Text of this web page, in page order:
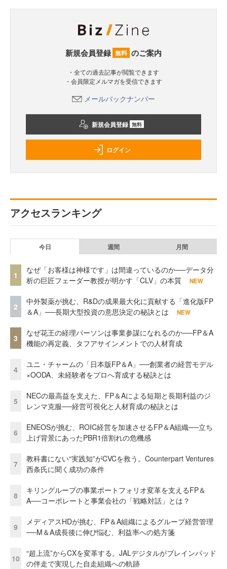
新規会員登録 無料 のご案内
・全ての過去記事が閲覧できます
・会員限定メルマガを受信できます
メールバックナンバー
新規会員登録 無料
ログイン
アクセスランキング
今日 週間 月間
1
なぜ「お客様は神様です」は間違っているのか──データ分
析の巨匠フェーダー教授が明かす「CLV」の本質
NEW
2
中外製薬が挑む、R&Dの成果最大化に貢献する「進化版FP
＆A」──長期大型投資の意思決定の秘訣とは
NEW
3
なぜ花王の経理パーソンは事業参謀になれるのか──FP＆A
機能の再定義、タフアサインメントでの人材育成
4
ユニ・チャームの「日本版FP＆A」──創業者の経営モデル
×OODA、未経験者をプロへ育成する秘訣とは
5
NECの最高益を支えた、FP＆Aによる短期と長期利益のジ
レンマ克服──経営可視化と人材育成の秘訣とは
6
ENEOSが挑む、ROIC経営を加速させるFP＆A組織──立ち
上げ背景にあったPBR1倍割れの危機感
7
教科書にない“実践知”がCVCを救う。Counterpart Ventures
西条氏に聞く成功の条件
8
キリングループの事業ポートフォリオ変革を支えるFP＆
A──コーポレートと事業会社の「戦略対話」とは？
9
メディアスHDが挑む、FP＆A組織によるグループ経営管理
──M＆A成長後に伸び悩む、利益率への処方箋
10
“超上流”からCXを変革する。JALデジタルがブレインパッド
の伴走で実現した自走組織への軌跡